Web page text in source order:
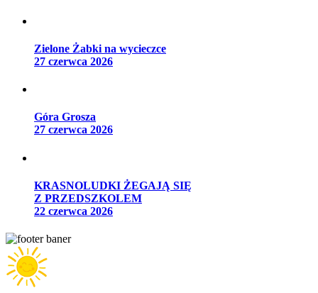
Zielone Żabki na wycieczce
27 czerwca 2026
Góra Grosza
27 czerwca 2026
KRASNOLUDKI ŻEGAJĄ SIĘ
Z PRZEDSZKOLEM
22 czerwca 2026